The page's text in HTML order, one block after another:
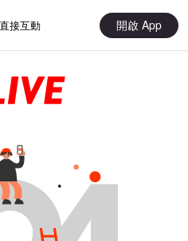
接互動 開啟 App